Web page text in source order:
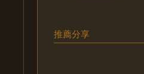
推薦分享